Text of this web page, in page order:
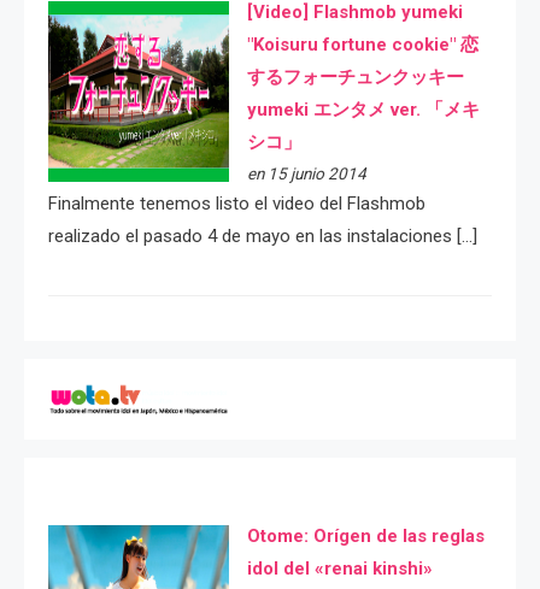
[Video] Flashmob yumeki
"Koisuru fortune cookie" 恋
するフォーチュンクッキー
yumeki エンタメ ver. 「メキ
シコ」
en 15 junio 2014
Finalmente tenemos listo el video del Flashmob
realizado el pasado 4 de mayo en las instalaciones […]
Otome: Orígen de las reglas
idol del «renai kinshi»